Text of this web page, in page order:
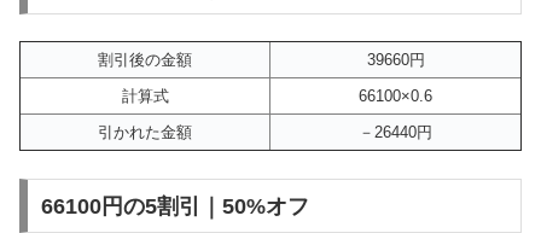
割引後の金額
39660円
計算式
66100×0.6
引かれた金額
－26440円
66100円の5割引｜50%オフ